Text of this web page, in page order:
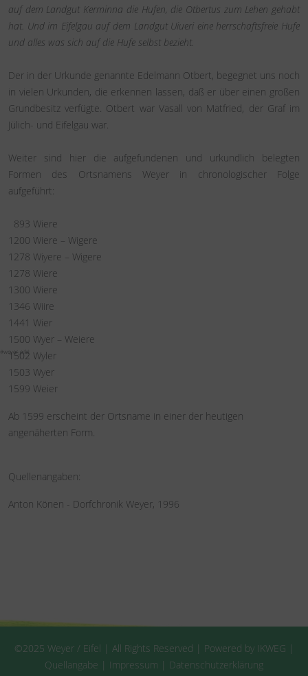
#weyer_eifel
auf dem Landgut Kerminna die Hufen, die Otbertus zum Lehen gehabt
hat. Und im Eifelgau auf dem Landgut Uiueri eine herrschaftsfreie Hufe
und alles was sich auf die Hufe selbst bezieht.
Der in der Urkunde genannte Edelmann Otbert, begegnet uns noch
in vielen Urkunden, die erkennen lassen, daß er über einen großen
Grundbesitz verfügte. Otbert war Vasall von Matfried, der Graf im
Jülich- und Eifelgau war.
Weiter sind hier die aufgefundenen und urkundlich belegten
Formen des Ortsnamens Weyer in chronologischer Folge
aufgeführt:
893 Wiere
1200 Wiere – Wigere
1278 Wiyere – Wigere
1278 Wiere
1300 Wiere
1346 Wiire
1441 Wier
1500 Wyer – Weiere
1502 Wyler
1503 Wyer
1599 Weier
Ab 1599 erscheint der Ortsname in einer der heutigen
angenäherten Form.
Quellenangaben:
Anton Könen - Dorfchronik Weyer, 1996
©2025 Weyer / Eifel | All Rights Reserved | Powered by IKWEG |
Quellangabe | Impressum | Datenschutzerklärung